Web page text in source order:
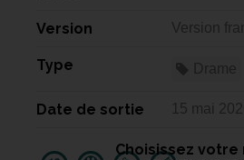
Version Version
Type
Date de sortie 15 mai
Choisissez votre